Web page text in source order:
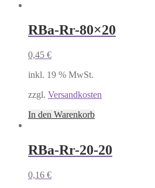
RBa-Rr-80×20
0,45 €
inkl. 19 % MwSt.
zzgl. Versandkosten
In den Warenkorb
RBa-Rr-20-20
0,16 €